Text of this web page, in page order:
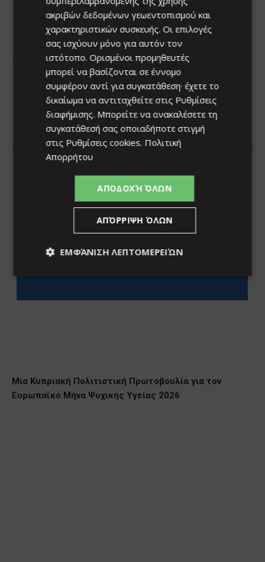
ακριβών δεδομένων γεωεντοπισμού και
χαρακτηριστικών συσκευής. Οι επιλογές
σας ισχύουν μόνο για αυτόν τον
ιστότοπο. Ορισμένοι προμηθευτές
μπορεί να βασίζονται σε έννομο
συμφέρον αντί για συγκατάθεση· έχετε το
δικαίωμα να αντιταχθείτε στις Ρυθμίσεις
διαφήμισης. Μπορείτε να ανακαλέσετε τη
συγκατάθεσή σας οποιαδήποτε στιγμή
στις Ρυθμίσεις cookies. Πολιτική
Απορρήτου
ΑΠΟΔΟΧΉ ΌΛΩΝ
ΑΠΌΡΡΙΨΗ ΌΛΩΝ
ΕΜΦΆΝΙΣΗ ΛΕΠΤΟΜΕΡΕΙΏΝ